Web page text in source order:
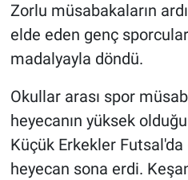
Zorlu müsabakaların
elde eden genç
madalyayla döndü.
Okullar arası spor
heyecanın yüksek
Küçük Erkekler
heyecan sona erdi.